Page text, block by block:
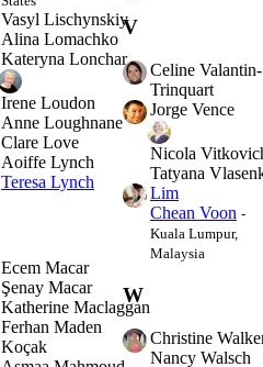
Vasyl Lischynskiy
Alina Lomachko
Kateryna Lonchar
Irene Loudon
Anne Loughnane
Clare Love
Aoiffe Lynch
Teresa Lynch
Ecem Macar
Şenay Macar
Katherine Maclaggan
Ferhan Maden
Koçak
V
Celine Valantin-
Trinquart
Jorge Vence
Nicola
Tatyana
Lim
Chean Voon -
Kuala Lumpur,
Malaysia
W
Christine
Nancy Walsch